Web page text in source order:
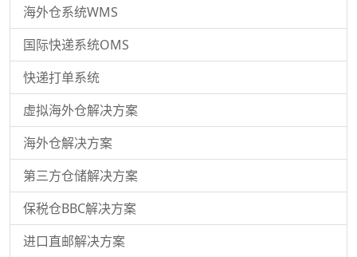
海外仓系统WMS
国际快递系统OMS
快递打单系统
虚拟海外仓解决方案
海外仓解决方案
第三方仓储解决方案
保税仓BBC解决方案
进口直邮解决方案